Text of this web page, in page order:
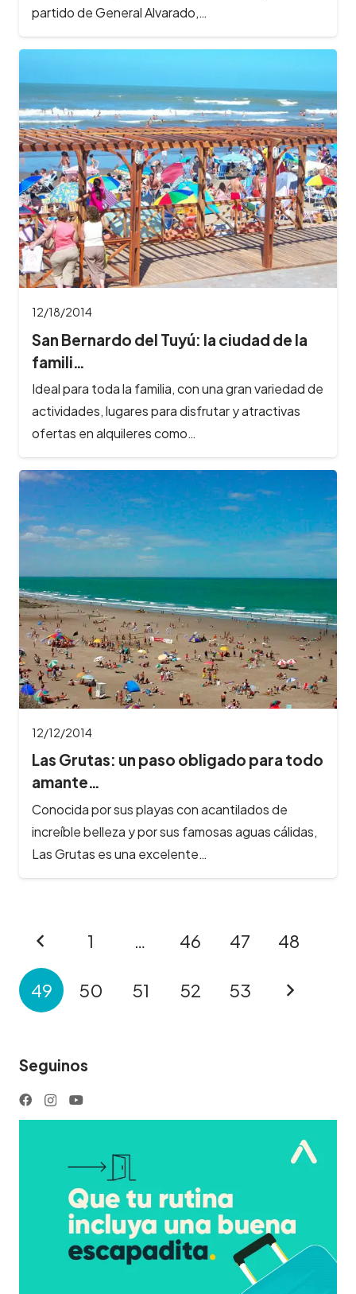
partido de General Alvarado,…
12/18/2014
San Bernardo del Tuyú: la ciudad de la
famili…
Ideal para toda la familia, con una gran variedad de
actividades, lugares para disfrutar y atractivas
ofertas en alquileres como…
12/12/2014
Las Grutas: un paso obligado para todo
amante…
Conocida por sus playas con acantilados de
increíble belleza y por sus famosas aguas cálidas,
Las Grutas es una excelente…
1 … 46 47 48
49 50 51 52 53
Seguinos